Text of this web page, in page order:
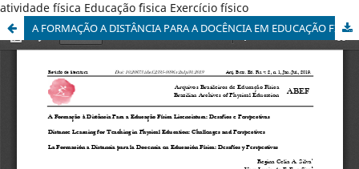
atividade física Educação ´fisica Exercício físico
A FORMAÇÃO A DISTÂNCIA PARA A DOCÊNCIA EM EDUCAÇÃO FÍSICA